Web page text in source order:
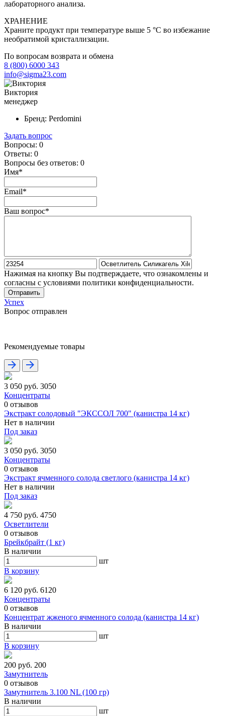
лабораторного анализа.
ХРАНЕНИЕ
Храните продукт при температуре выше 5 °C во избежание
необратимой кристаллизации.
По вопросам возврата и обмена
8 (800) 6000 343
info@sigma23.com
Виктория
менеджер
Бренд: Perdomini
Задать вопрос
Вопросы: 0
Ответы: 0
Вопросы без ответов: 0
Имя*
Email*
Ваш вопрос*
Нажимая на кнопку Вы подтверждаете, что ознакомлены и
согласны с условиями политики конфиденциальности.
Отправить
Успех
Вопрос отправлен
Рекомендуемые товары
3 050 руб. 3050
Концентраты
0 отзывов
Экстракт солодовый "ЭКССОЛ 700" (канистра 14 кг)
Нет в наличии
Под заказ
3 050 руб. 3050
Концентраты
0 отзывов
Экстракт ячменного солода светлого (канистра 14 кг)
Нет в наличии
Под заказ
4 750 руб. 4750
Осветлители
0 отзывов
Брейкбрайт (1 кг)
В наличии
шт
В корзину
6 120 руб. 6120
Концентраты
0 отзывов
Концентрат жженого ячменного солода (канистра 14 кг)
В наличии
шт
В корзину
200 руб. 200
Замутнитель
0 отзывов
Замутнитель 3.100 NL (100 гр)
В наличии
шт